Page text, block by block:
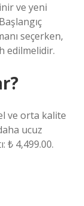
ve yeni
seçerken,
edilmelidir.
ve orta kalite
ucuz
₺ 4,499.00.